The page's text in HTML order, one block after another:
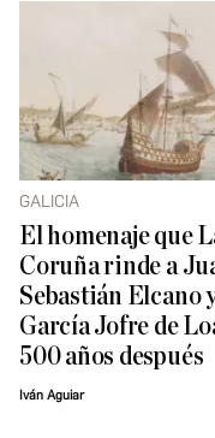
GALICIA
El homenaje que
Coruña rinde a
Sebastián Elcano
García Jofre de
500 años después
Iván Aguiar